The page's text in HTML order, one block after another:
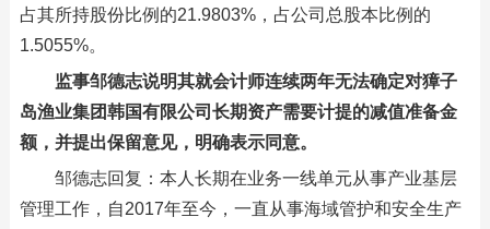
占其所持股份比例的21.9803%，占公司总股本比例的
1.5055%。
监事邹德志说明其就会计师连续两年无法确定对獐子
岛渔业集团韩国有限公司长期资产需要计提的减值准备金
额，并提出保留意见，明确表示同意。
邹德志回复：本人长期在业务一线单元从事产业基层
管理工作，自2017年至今，一直从事海域管护和安全生产